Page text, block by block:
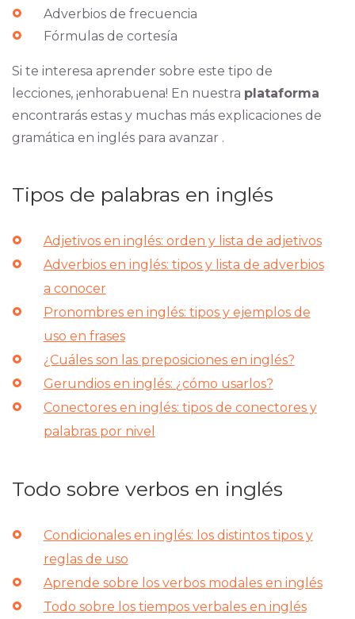
Adverbios de frecuencia
Fórmulas de cortesía
Si te interesa aprender sobre este tipo de
lecciones, ¡enhorabuena! En nuestra plataforma
encontrarás estas y muchas más explicaciones de
gramática en inglés para avanzar .
Tipos de palabras en inglés
Adjetivos en inglés: orden y lista de adjetivos
Adverbios en inglés: tipos y lista de adverbios
a conocer
Pronombres en inglés: tipos y ejemplos de
uso en frases
¿Cuáles son las preposiciones en inglés?
Gerundios en inglés: ¿cómo usarlos?
Conectores en inglés: tipos de conectores y
palabras por nivel
Todo sobre verbos en inglés
Condicionales en inglés: los distintos tipos y
reglas de uso
Aprende sobre los verbos modales en inglés
Todo sobre los tiempos verbales en inglés